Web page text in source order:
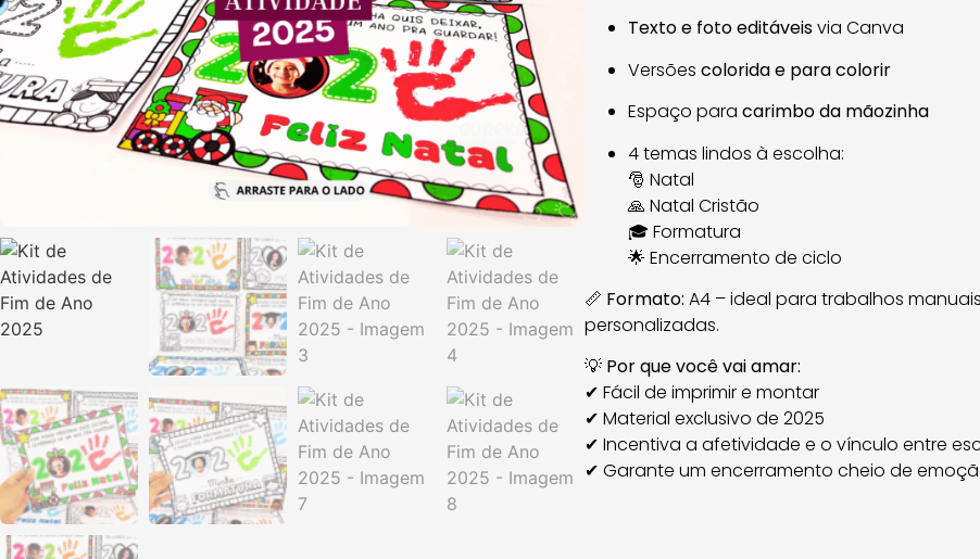
Texto e foto editáveisvia Canva
Versões colorida e para colorir
Espaço para carimbo da mãozinha
4 temas lindos à escolha:
🎅 Natal
🙏 Natal Cristão
🎓 Formatura
🌟 Encerramento de ciclo
📏 Formato: A4 – ideal para trabalhos
personalizadas.
💡 Por que você vai amar:
✔ Fácil de imprimir e montar
✔ Material exclusivo de 2025
✔ Incentiva a afetividade e o vínculo entre
✔ Garante um encerramento cheio de